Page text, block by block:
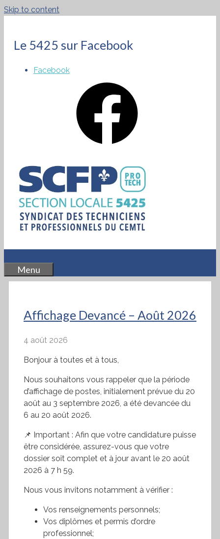
Skip to content
Le 5425 sur Facebook
Facebook
Menu
Affichage Devancé – Août 2026
4 août 2026
Bonjour à toutes et à tous,
Nous souhaitons vous rappeler que la période
d’affichage de postes, initialement prévue du 20
août au 3 septembre 2026, a été devancée du
6 au 20 août 2026.
📌 Important : Afin que votre candidature puisse
être considérée, assurez-vous que votre
dossier soit complet et à jour avant le 20 août
2026 à 7 h 59.
Nous vous invitons notamment à vérifier :
Vos renseignements personnels;
Vos diplômes et permis d’ordre
professionnel;